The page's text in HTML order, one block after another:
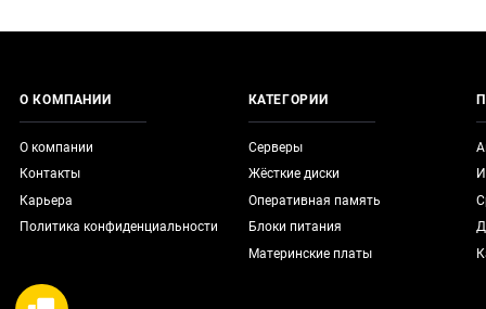
О КОМПАНИИ
О компании
Контакты
Карьера
Политика конфиденциальности
КАТЕГОРИИ
Серверы
Жёсткие диски
Оперативная память
Блоки питания
Материнские платы